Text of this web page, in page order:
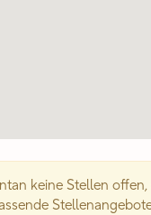
keine Stellen